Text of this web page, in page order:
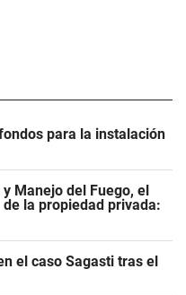
para la instalación
Manejo del Fuego, el
la propiedad privada:
el caso Sagasti tras el